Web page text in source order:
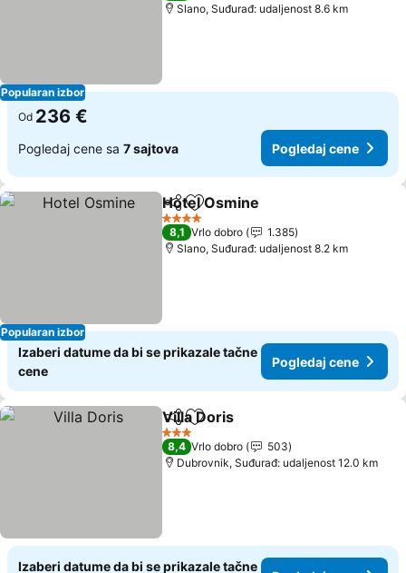
Popularan izbor
Slano, Suđurađ: udaljenost 8.6 km
Od 236 €
Pogledaj cene sa 7 sajtova Pogledaj cene
Popularan izbor
Deli Dodati u favorite
Hotel Osmine
4 Zvezdice
8,1 Vrlo dobro
1.385
Slano, Suđurađ: udaljenost 8.2 km
Izaberi datume da bi se prikazale tačne
cene
Pogledaj cene
Deli Dodati u favorite
Villa Doris
3 Zvezdice
8,4 Vrlo dobro
503
Dubrovnik, Suđurađ: udaljenost 12.0 km
Izaberi datume da bi se prikazale tačne